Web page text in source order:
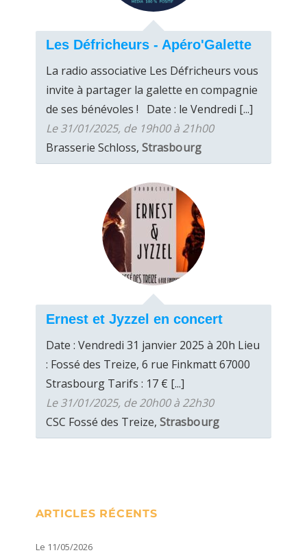
Les Défricheurs - Apéro'Galette
La radio associative Les Défricheurs vous
invite à partager la galette en compagnie
de ses bénévoles ! Date : le Vendredi [...]
Le 31/01/2025, de 19h00 à 21h00
Brasserie Schloss, Strasbourg
Ernest et Jyzzel en concert
Date : Vendredi 31 janvier 2025 à 20h Lieu
: Fossé des Treize, 6 rue Finkmatt 67000
Strasbourg Tarifs : 17 € [...]
Le 31/01/2025, de 20h00 à 22h30
CSC Fossé des Treize, Strasbourg
ARTICLES RÉCENTS
Le 11/05/2026